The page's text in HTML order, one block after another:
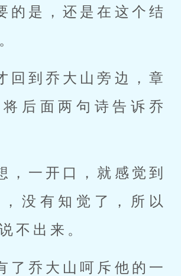
的是，还是在这个结
回到乔大山旁边，章
后面两句诗告诉乔
，一开口，就感觉到
没有知觉了，所以
不出来。
了乔大山呵斥他的一